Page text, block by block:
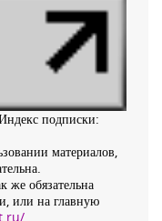
подписки:
материалов,
же обязательна
или на главную